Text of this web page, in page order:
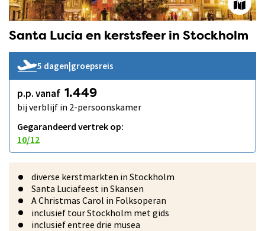
Santa Lucia en kerstsfeer in Stockholm
5 dagen|groepsreis
p.p. vanaf 1.449
bij verblijf in 2-persoonskamer
Gegarandeerd vertrek op:
10/12
diverse kerstmarkten in Stockholm
Santa Luciafeest in Skansen
A Christmas Carol in Folksoperan
inclusief tour Stockholm met gids
inclusief entree drie musea